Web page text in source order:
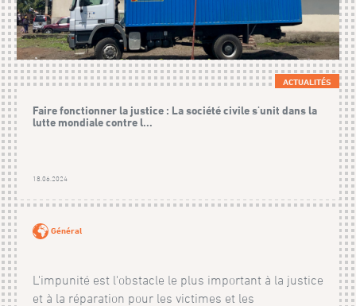
ACTUALITÉS
Faire fonctionner la justice : La société civile s'unit dans la
lutte mondiale contre l...
18.06.2024
Général
L'impunité est l'obstacle le plus important à la justice
et à la réparation pour les victimes et les